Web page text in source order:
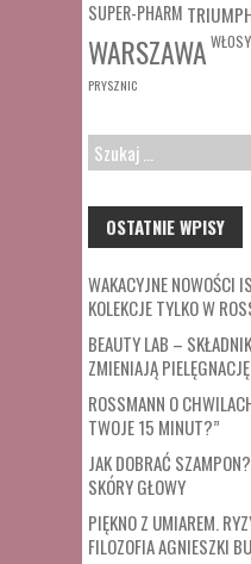
SUPER-PHARM
WARSZAWA WŁOSY
PRYSZNIC
SZUKAJ:
OSTATNIE WPISY
WAKACYJNE NOWOŚCI
KOLEKCJE TYLKO W
BEAUTY LAB –
ZMIENIAJĄ PIELĘGNACJĘ
ROSSMANN O
TWOJE 15 MINUT?”
JAK DOBRAĆ
SKÓRY GŁOWY
PIĘKNO Z UMIAREM.
FILOZOFIA AGNIESZKI